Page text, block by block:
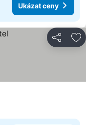
Ukázat ceny
Sdílet